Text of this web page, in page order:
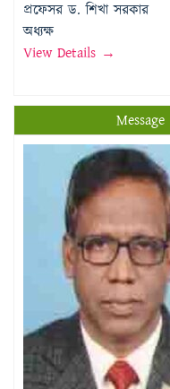
প্রফেসর মোঃ মতিউর রহমান
উপাধ্যক্ষ